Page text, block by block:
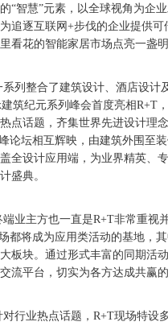
“智慧”元素，以全球视角为企
追逐互联网+步伐的企业提供可
看花的智能家居市场点亮一盏明
列整合了建筑设计、酒店设计
筑纪元系列峰会首度亮相R+T
点话题，齐集世界先进设计理
论坛相互辉映，由建筑外围至
全设计应用端，为业界精英、
盛典。
业主方也一直是R+T非常重视
都将成为应用类活动的基地，
板块。通过形式丰富的同期活
流平台，切实为各方达成共赢的
行业热点话题，R+T现场特设